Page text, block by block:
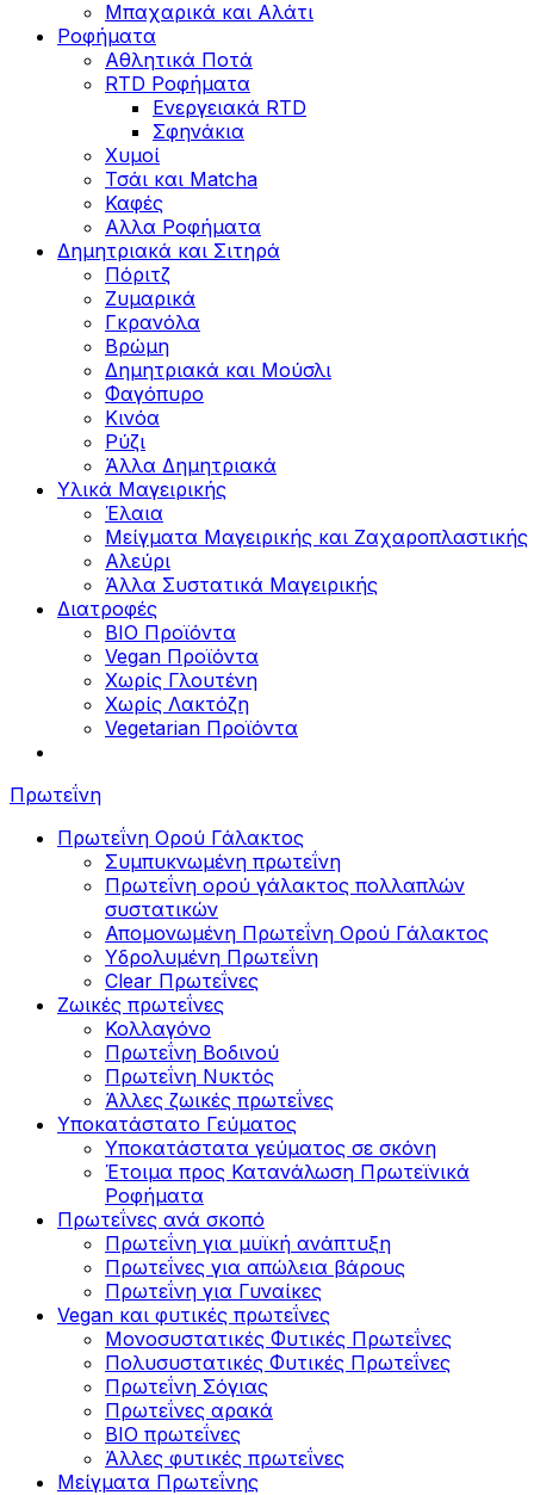
Μπαχαρικά και Αλάτι
Ροφήματα
Αθλητικά Ποτά
RTD Ροφήματα
Ενεργειακά RTD
Σφηνάκια
Χυμοί
Τσάι και Matcha
Καφές
Αλλα Ροφήματα
Δημητριακά και Σιτηρά
Πόριτζ
Ζυμαρικά
Γκρανόλα
Βρώμη
Δημητριακά και Μούσλι
Φαγόπυρο
Κινόα
Ρύζι
Άλλα Δημητριακά
Υλικά Μαγειρικής
Έλαια
Μείγματα Μαγειρικής και Ζαχαροπλαστικής
Αλεύρι
Άλλα Συστατικά Μαγειρικής
Διατροφές
BIO Προϊόντα
Vegan Προϊόντα
Χωρίς Γλουτένη
Χωρίς Λακτόζη
Vegetarian Προϊόντα
Πρωτεΐνη
Πρωτεΐνη Ορού Γάλακτος
Συμπυκνωμένη πρωτεΐνη
Πρωτεΐνη ορού γάλακτος πολλαπλών
συστατικών
Απομονωμένη Πρωτεΐνη Ορού Γάλακτος
Υδρολυμένη Πρωτεΐνη
Clear Πρωτεΐνες
Ζωικές πρωτεΐνες
Κολλαγόνο
Πρωτεΐνη Βοδινού
Πρωτεΐνη Νυκτός
Άλλες ζωικές πρωτεΐνες
Υποκατάστατο Γεύματος
Υποκατάστατα γεύματος σε σκόνη
Έτοιμα προς Κατανάλωση Πρωτεϊνικά
Ροφήματα
Πρωτεΐνες ανά σκοπό
Πρωτεΐνη για μυϊκή ανάπτυξη
Πρωτεΐνες για απώλεια βάρους
Πρωτεΐνη για Γυναίκες
Vegan και φυτικές πρωτεΐνες
Μονοσυστατικές Φυτικές Πρωτεΐνες
Πολυσυστατικές Φυτικές Πρωτεΐνες
Πρωτεΐνη Σόγιας
Πρωτεΐνες αρακά
ΒIO πρωτεΐνες
Άλλες φυτικές πρωτεΐνες
Μείγματα Πρωτεΐνης